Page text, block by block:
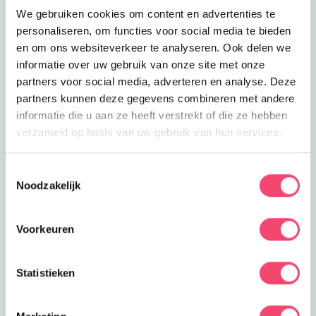
We gebruiken cookies om content en advertenties te
personaliseren, om functies voor social media te bieden
en om ons websiteverkeer te analyseren. Ook delen we
informatie over uw gebruik van onze site met onze
partners voor social media, adverteren en analyse. Deze
partners kunnen deze gegevens combineren met andere
informatie die u aan ze heeft verstrekt of die ze hebben
verzameld op basis van uw gebruik van hun services.
Noodzakelijk
Voorkeuren
Statistieken
7.3 km
Eropuit
Kinderboerderij De Stekplek
Kom kijken en genieten van de
gezellige beestenbende bij
Kinderboerderij De Stekplek op Urk.
IJssalon Iiskald
IJs met passie, familie en een flinke
dosis geluk.
Lees meer IJssalon Iiskald
7.6 km
koffie met heerlijk gebak, een lekkere